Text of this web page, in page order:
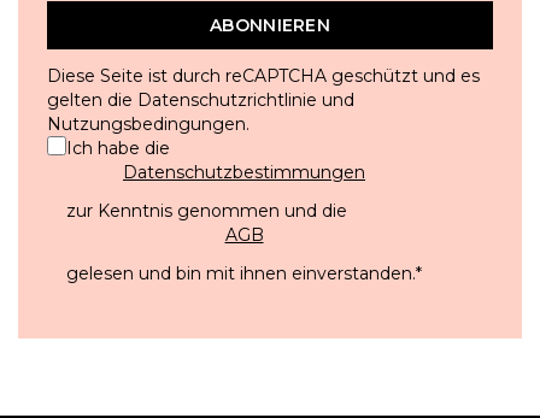
ABONNIEREN
Diese Seite ist durch reCAPTCHA geschützt und es
gelten die Datenschutzrichtlinie und
Nutzungsbedingungen.
Ich habe die
Datenschutzbestimmungen
zur Kenntnis genommen und die
AGB
gelesen und bin mit ihnen einverstanden.*